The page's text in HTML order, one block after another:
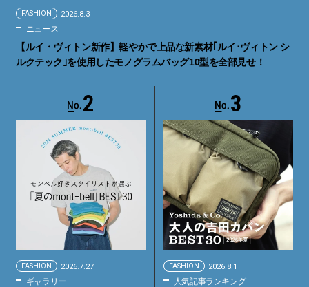
FASHION 2026.8.3
ニュース
【ルイ・ヴィトン新作】軽やかで上品な新素材｢ルイ･ヴィトン シ
ルクテック｣を使用したモノグラムバッグ10型を全部見せ！
2
FASHION 2026.7.27
ギャラリー
3
FASHION 2026.8.1
人気記事ランキング